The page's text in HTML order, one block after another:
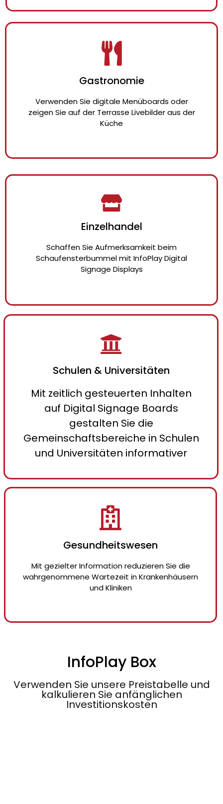
Gastronomie
Verwenden Sie digitale Menüboards oder
zeigen Sie auf der Terrasse Livebilder aus der
Küche
Einzelhandel
Schaffen Sie Aufmerksamkeit beim
Schaufensterbummel mit InfoPlay Digital
Signage Displays
Schulen & Universitäten
Mit zeitlich gesteuerten Inhalten
auf Digital Signage Boards
gestalten Sie die
Gemeinschaftsbereiche in Schulen
und Universitäten informativer
Gesundheitswesen
Mit gezielter Information reduzieren Sie die
wahrgenommene Wartezeit in Krankenhäusern
und Kliniken
InfoPlay Box
Verwenden Sie unsere Preistabelle und
kalkulieren Sie anfänglichen
Investitionskosten